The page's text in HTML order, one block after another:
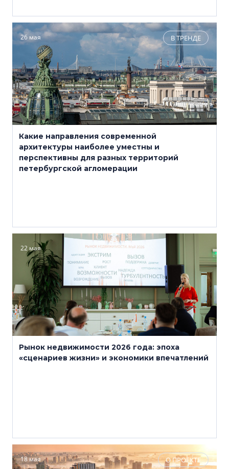
26 мая В ТРЕНДЕ
Какие направления современной
архитектуры наиболее уместны и
перспективны для разных территорий
петербургской агломерации
22 мая
Рынок недвижимости 2026 года: эпоха
«сценариев жизни» и экономики впечатлений
18 мая О ПРОЕКТЕ